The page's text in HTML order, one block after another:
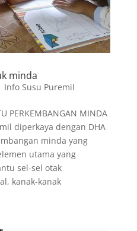
minda
Info Susu Puremil
PERKEMBANGAN MINDA
diperkaya dengan DHA
minda yang
utama yang
sel-sel otak
kanak-kanak